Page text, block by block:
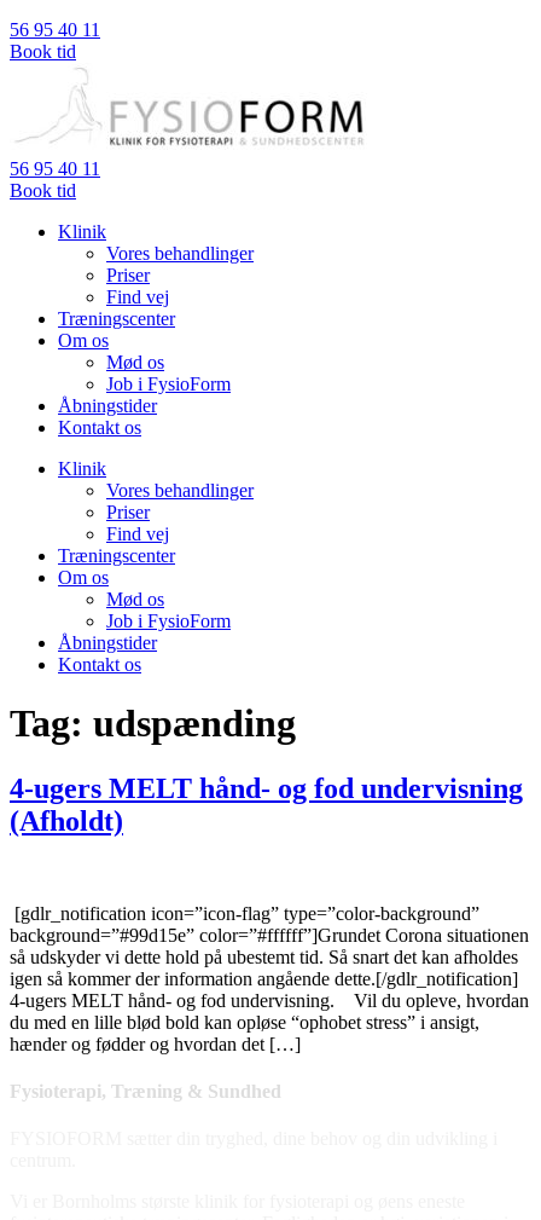
56 95 40 11
Book tid
56 95 40 11
Book tid
Klinik
Vores behandlinger
Priser
Find vej
Træningscenter
Om os
Mød os
Job i FysioForm
Åbningstider
Kontakt os
Klinik
Vores behandlinger
Priser
Find vej
Træningscenter
Om os
Mød os
Job i FysioForm
Åbningstider
Kontakt os
Tag: udspænding
4-ugers MELT hånd- og fod undervisning
(Afholdt)
[gdlr_notification icon=”icon-flag” type=”color-background”
background=”#99d15e” color=”#ffffff”]Grundet Corona situationen
så udskyder vi dette hold på ubestemt tid. Så snart det kan afholdes
igen så kommer der information angående dette.[/gdlr_notification]
4-ugers MELT hånd- og fod undervisning. Vil du opleve, hvordan
du med en lille blød bold kan opløse “ophobet stress” i ansigt,
hænder og fødder og hvordan det […]
Fysioterapi, Træning & Sundhed